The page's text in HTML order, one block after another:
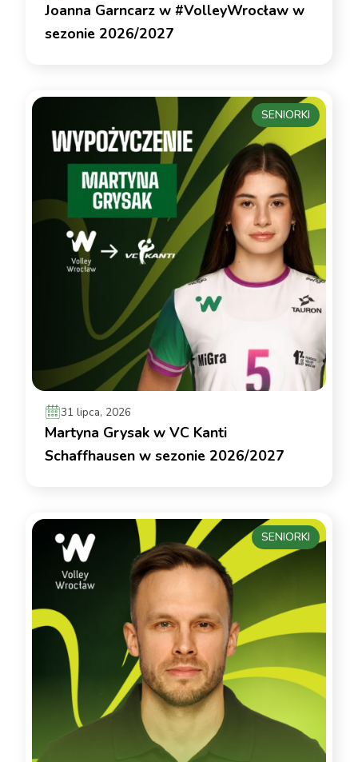
Joanna Garncarz w #VolleyWrocław w
sezonie 2026/2027
31 lipca, 2026
Martyna Grysak w VC Kanti
Schaffhausen w sezonie 2026/2027
SENIORKI
SENIORKI